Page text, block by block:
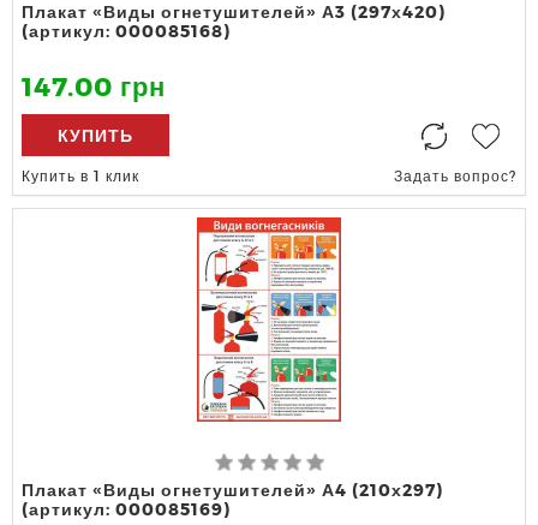
Плакат «Виды огнетушителей» А3 (297х420)
(артикул: 000085168)
147.00 грн
КУПИТЬ
Купить в 1 клик Задать вопрос?
Плакат «Виды огнетушителей» А4 (210х297)
(артикул: 000085169)